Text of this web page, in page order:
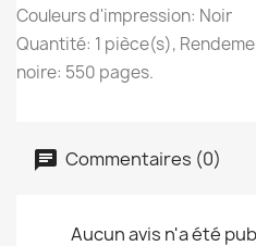
Couleurs d'impression: Noir
Quantité: 1 pièce(s),
noire: 550 pages.
Commentaires (0)
Aucun avis n'a été